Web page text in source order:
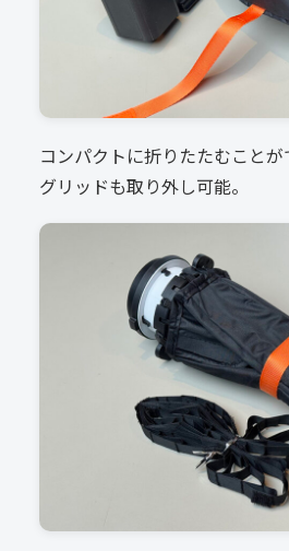
コンパクトに折りたたむこと
グリッドも取り外し可能。